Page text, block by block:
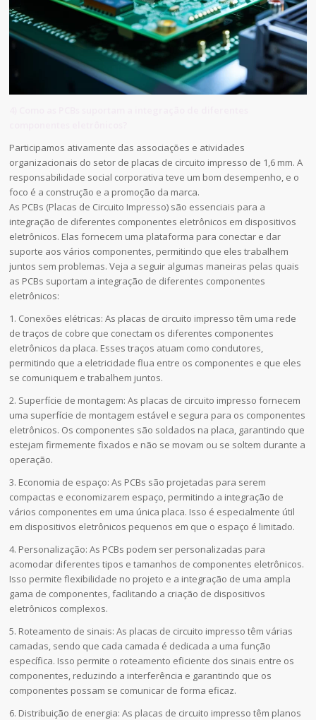
Participamos ativamente das associações e atividades
organizacionais do setor de placas de circuito impresso de 1,6 mm. A
responsabilidade social corporativa teve um bom desempenho, e o
foco é a construção e a promoção da marca.
As PCBs (Placas de Circuito Impresso) são essenciais para a
integração de diferentes componentes eletrônicos em dispositivos
eletrônicos. Elas fornecem uma plataforma para conectar e dar
suporte aos vários componentes, permitindo que eles trabalhem
juntos sem problemas. Veja a seguir algumas maneiras pelas quais
as PCBs suportam a integração de diferentes componentes
eletrônicos:
1. Conexões elétricas: As placas de circuito impresso têm uma rede
de traços de cobre que conectam os diferentes componentes
eletrônicos da placa. Esses traços atuam como condutores,
permitindo que a eletricidade flua entre os componentes e que eles
se comuniquem e trabalhem juntos.
2. Superfície de montagem: As placas de circuito impresso fornecem
uma superfície de montagem estável e segura para os componentes
eletrônicos. Os componentes são soldados na placa, garantindo que
estejam firmemente fixados e não se movam ou se soltem durante a
operação.
3. Economia de espaço: As PCBs são projetadas para serem
compactas e economizarem espaço, permitindo a integração de
vários componentes em uma única placa. Isso é especialmente útil
em dispositivos eletrônicos pequenos em que o espaço é limitado.
4. Personalização: As PCBs podem ser personalizadas para
acomodar diferentes tipos e tamanhos de componentes eletrônicos.
Isso permite flexibilidade no projeto e a integração de uma ampla
gama de componentes, facilitando a criação de dispositivos
eletrônicos complexos.
5. Roteamento de sinais: As placas de circuito impresso têm várias
camadas, sendo que cada camada é dedicada a uma função
específica. Isso permite o roteamento eficiente dos sinais entre os
componentes, reduzindo a interferência e garantindo que os
componentes possam se comunicar de forma eficaz.
6. Distribuição de energia: As placas de circuito impresso têm planos